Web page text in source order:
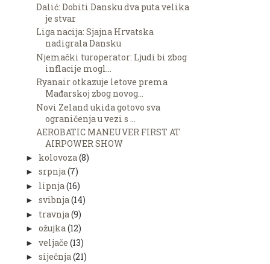
Dalić: Dobiti Dansku dva puta velika
je stvar
Liga nacija: Sjajna Hrvatska
nadigrala Dansku
Njemački turoperator: Ljudi bi zbog
inflacije mogl...
Ryanair otkazuje letove prema
Mađarskoj zbog novog...
Novi Zeland ukida gotovo sva
ograničenja u vezi s ...
AEROBATIC MANEUVER FIRST AT
AIRPOWER SHOW
► kolovoza (8)
► srpnja(7)
► lipnja (16)
► svibnja(14)
► travnja (9)
► ožujka(12)
► veljače (13)
► siječnja(21)